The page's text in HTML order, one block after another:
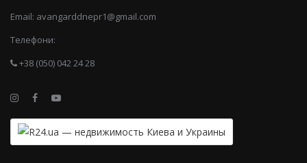
Email: avangarddnepr1@gmail.com
Телефони:
+38 (050) 042 24 28